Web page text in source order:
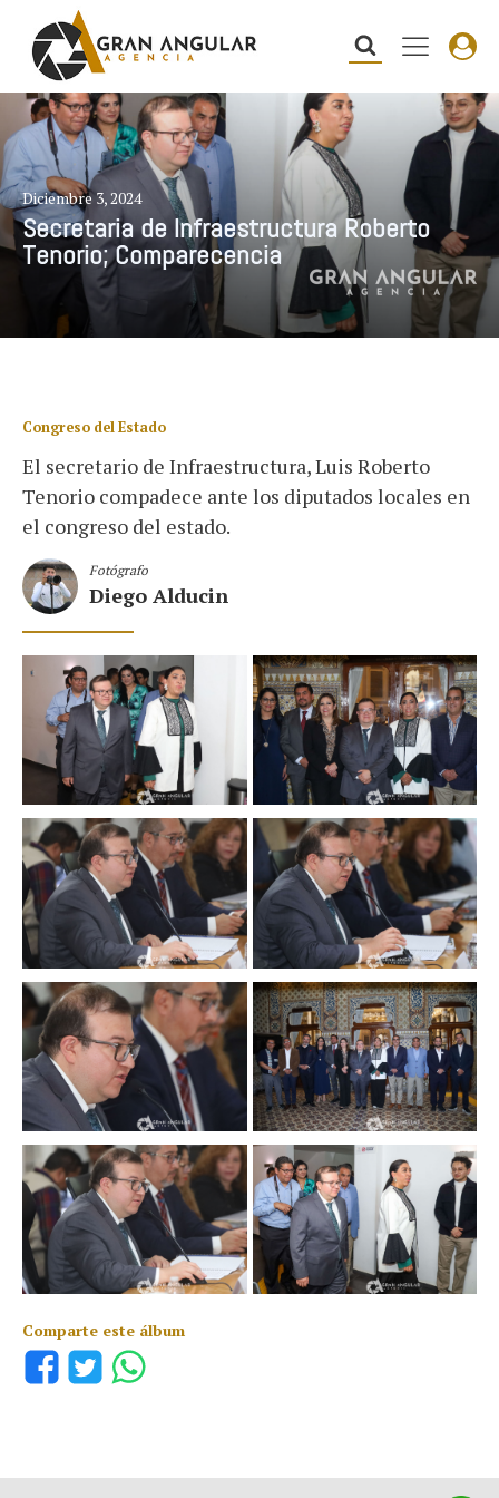
Diciembre 3, 2024
Secretaria de Infraestructura Roberto
Tenorio; Comparecencia
Congreso del Estado
El secretario de Infraestructura, Luis Roberto
Tenorio compadece ante los diputados locales en
el congreso del estado.
Fotógrafo
Diego Alducin
Comparte este álbum